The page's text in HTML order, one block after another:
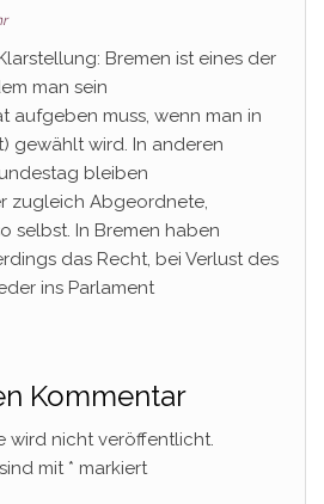
Bremen ist eines der
man sein
aufgeben muss, wenn man in
gewählt wird. In anderen
bleiben
zugleich Abgeordnete,
selbst. In Bremen haben
das Recht, bei Verlust des
ins Parlament
Kommentar
wird nicht veröffentlicht.
mit * markiert